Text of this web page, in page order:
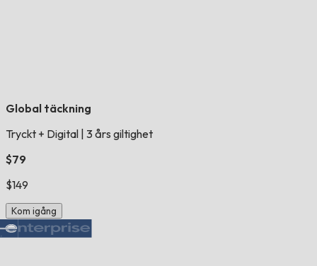
Global täckning
Tryckt + Digital 3 års giltighet
$79
$149
Kom igång